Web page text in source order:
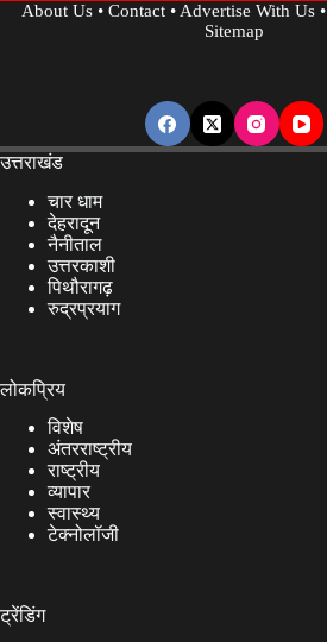
About Us• Contact•Advertise With Us•
Sitemap
उत्तराखंड
चार धाम
देहरादून
नैनीताल
उत्तरकाशी
पिथौरागढ़
रुद्रप्रयाग
लोकप्रिय
विशेष
अंतरराष्ट्रीय
राष्ट्रीय
व्यापार
स्वास्थ्य
टेक्नोलॉजी
ट्रेंडिंग